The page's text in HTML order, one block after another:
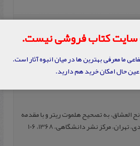
العشاق، به تصحیح هلموت ریتر و با مقدمه
و ویرایش نصرالله پورجوادی، تهران، مرکز نشر دانشگاهی، 1368، 106
سایت کتاب فروشی نیست.
ما معرفی بهترین ها در میان انبوه آثار است.
حال امکان خرید هم دارید.